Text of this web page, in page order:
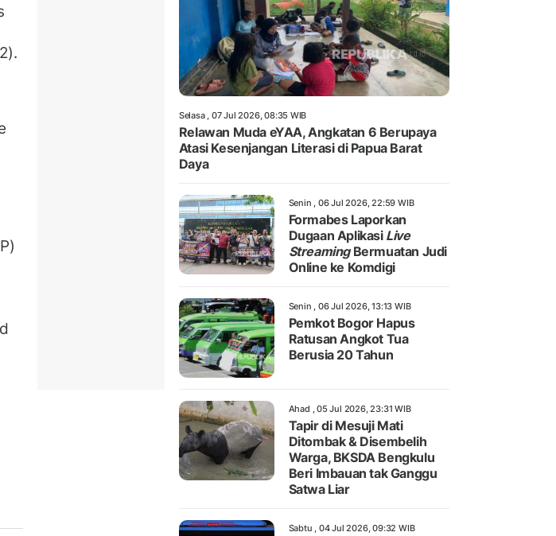
Selasa , 07 Jul 2026, 08:35 WIB
Relawan Muda eYAA, Angkatan 6 Berupaya
Atasi Kesenjangan Literasi di Papua Barat
Daya
Senin , 06 Jul 2026, 22:59 WIB
Formabes Laporkan
Dugaan Aplikasi Live
StreamingBermuatan Judi
Online ke Komdigi
Senin , 06 Jul 2026, 13:13 WIB
Pemkot Bogor Hapus
Ratusan Angkot Tua
Berusia 20 Tahun
Ahad , 05 Jul 2026, 23:31 WIB
Tapir di Mesuji Mati
Ditombak & Disembelih
Warga, BKSDA Bengkulu
Beri Imbauan tak Ganggu
Satwa Liar
Sabtu , 04 Jul 2026, 09:32 WIB